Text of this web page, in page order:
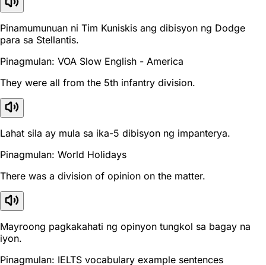
Pinamumunuan ni Tim Kuniskis ang dibisyon ng Dodge
para sa Stellantis.
Pinagmulan: VOA Slow English - America
They were all from the 5th infantry division.
Lahat sila ay mula sa ika-5 dibisyon ng impanterya.
Pinagmulan: World Holidays
There was a division of opinion on the matter.
Mayroong pagkakahati ng opinyon tungkol sa bagay na
iyon.
Pinagmulan: IELTS vocabulary example sentences